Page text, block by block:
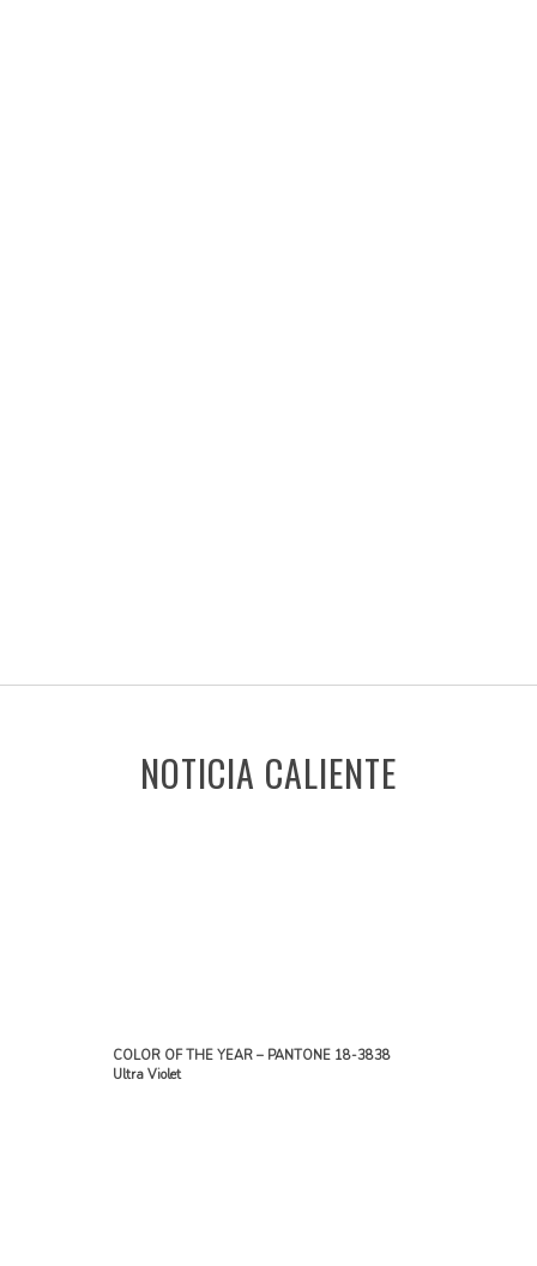
NOTICIA CALIENTE
COLOR OF THE YEAR – PANTONE 18-3838
Ultra Violet